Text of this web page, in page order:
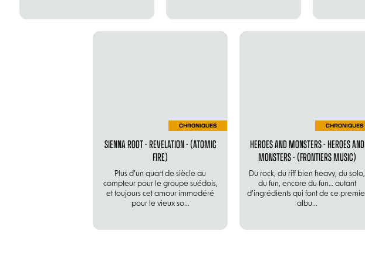
CHRONIQUES
SIENNA ROOT - REVELATION - (ATOMIC
FIRE)
Plus d’un quart de siècle au
compteur pour le groupe suédois,
et toujours cet amour immodéré
pour le vieux so...
CHRONIQUES
HEROES AND MONSTERS - HEROES AND
MONSTERS - (FRONTIERS MUSIC)
Du rock, du riff bien heavy, du solo,
du fun, encore du fun… autant
d’ingrédients qui font de ce
albu...